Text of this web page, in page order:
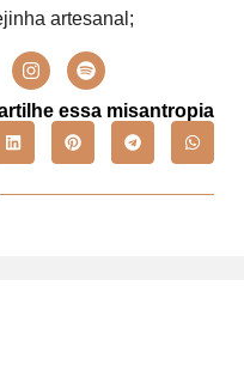
artesanal;
essa misantropia